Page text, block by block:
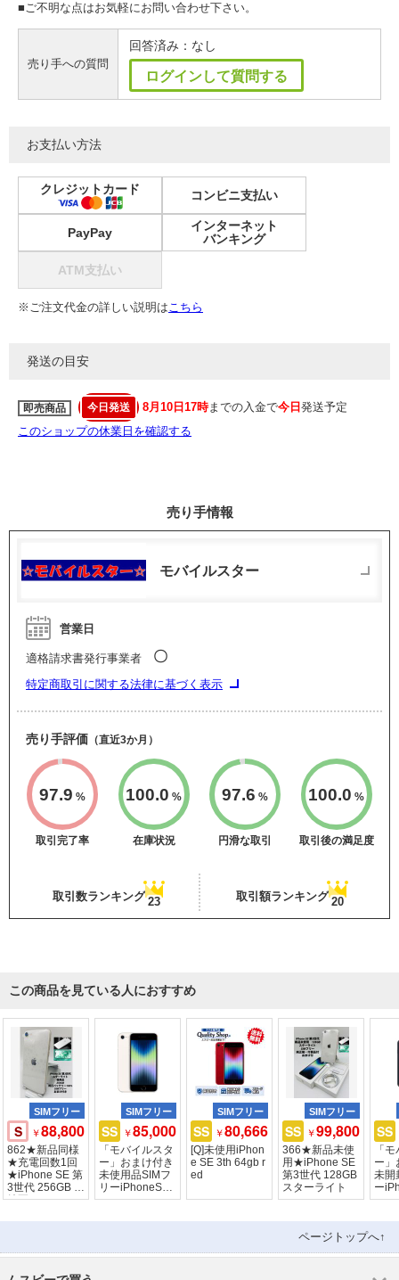
■ご不明な点はお気軽にお問い合わせ下さい。
売り手への質問
回答済み：なし
ログインして質問する
お支払い方法
クレジットカード コンビニ支払い
PayPay
インターネット
バンキング
ATM支払い
※ご注文代金の詳しい説明はこちら
発送の目安
即売商品 今日発送 8月10日17時までの入金で今日 発送予定
このショップの休業日を確認する
売り手情報
モバイルスター
営業日
適格請求書発行事業者 〇
特定商取引に関する法律に基づく表示
売り手評価 （直近3か月）
97.9 %
取引完了率
100.0 %
在庫状況
97.6 %
円滑な取引
100.0 %
取引後の満足度
取引数ランキング 23 取引額ランキング 20
この商品を見ている人におすすめ
SIMフリー
S ￥88,800
862★新品同様
★充電回数1回
★iPhone SE 第
3世代 256GB /
純正バッテリー
SIMフリー
SS ￥85,000
「モバイルスタ
ー」おまけ付き
未使用品SIMフ
リーiPhoneSE3
64GB スターラ
SIMフリー
SS ￥80,666
[Q]未使用iPhon
e SE 3th 64gb r
ed
SIMフリー
SS ￥99,800
366★新品未使
用★iPhone SE
第3世代 128GB
スターライト
SS
「
ー」
未開
ー
4GB
ページトップへ↑